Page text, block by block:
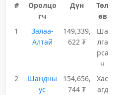
#
Оролцо
гч
Дүн
Төл
өв
1
Залаа-
Алтай
149,339,
622 ₮
Ша
лга
рса
н
2
Шандны
ус
154,656,
744 ₮
Хас
агд